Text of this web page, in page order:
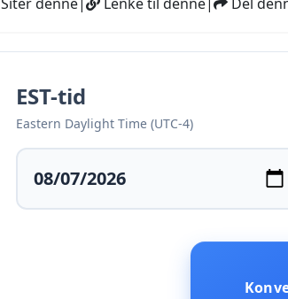
EST-tid
Eastern Daylight Time (UTC-4)